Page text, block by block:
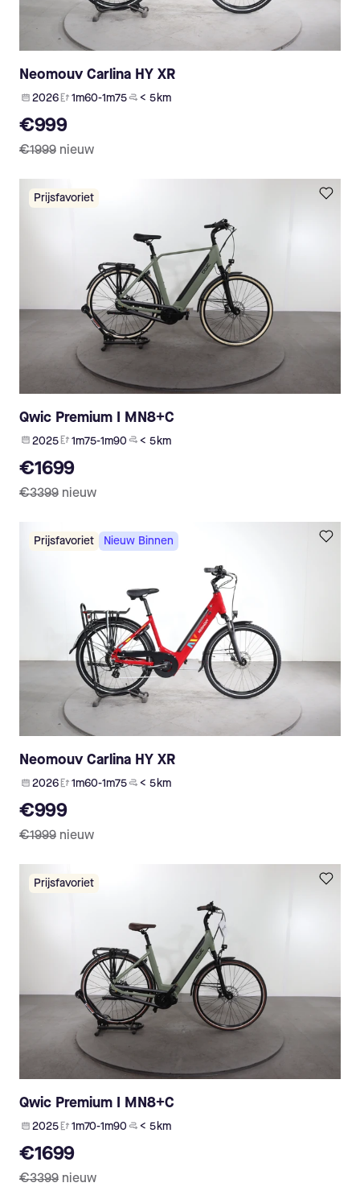
Neomouv Carlina HY XR
2026 1m60-1m75 < 5 km
€999
€1999 nieuw
Prijsfavoriet
Qwic Premium I MN8+C
2025 1m75-1m90 < 5 km
€1699
€3399 nieuw
Prijsfavoriet Nieuw Binnen
Neomouv Carlina HY XR
2026 1m60-1m75 < 5 km
€999
€1999 nieuw
Prijsfavoriet
Qwic Premium I MN8+C
2025 1m70-1m90 < 5 km
€1699
€3399 nieuw